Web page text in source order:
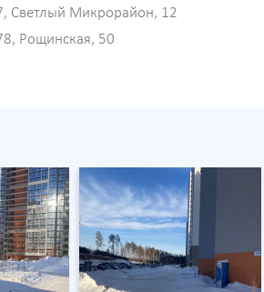
Светлый Микрорайон, 12
Рощинская, 50